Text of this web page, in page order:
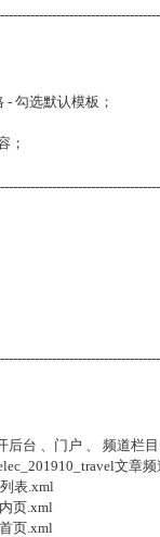
勾选默认模板；
；
台 、门户 、 频道栏
文章频
表.xml
页.xml
页.xml